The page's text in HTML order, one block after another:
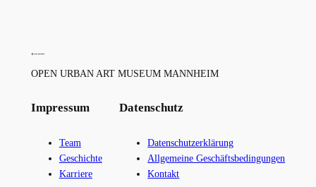
OPEN URBAN ART MUSEUM MANNHEIM
Impressum
Team
Geschichte
Karriere
Datenschutz
Datenschutzerklärung
Allgemeine Geschäftsbedingungen
Kontakt